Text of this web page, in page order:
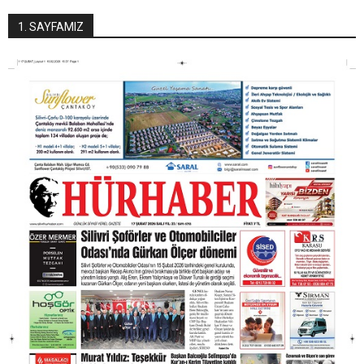
1. SAYFAMIZ